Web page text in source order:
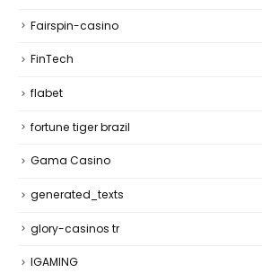
Fairspin-casino
FinTech
flabet
fortune tiger brazil
Gama Casino
generated_texts
glory-casinos tr
IGAMING